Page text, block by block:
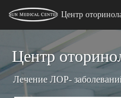
Центр
Центр
Лечение ЛОР-